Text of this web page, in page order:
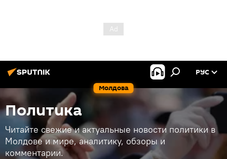
Молдова
РУС
Политика
Читайте свежие и актуальные новости политики в
Молдове и мире, аналитику, обзоры и
комментарии.